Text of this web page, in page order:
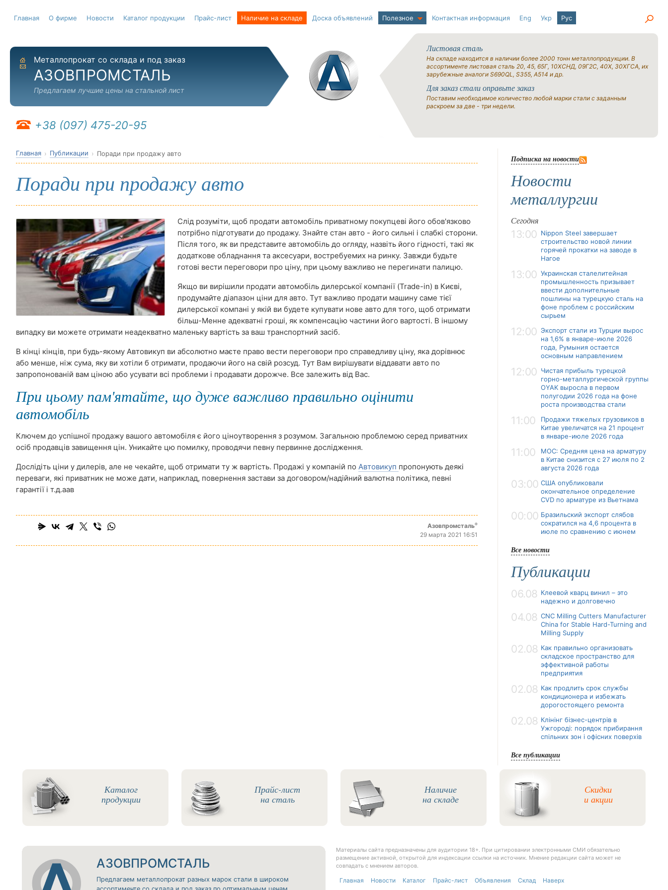
Главная О фирме Новости Каталог продукции Прайс-лист Наличие на складе Доска объявлений Полезное Контактная информация Eng Укр Рус
На главную
Отправить письмо
Металлопрокат со склада и под заказ
АЗОВПРОМСТАЛЬ
Предлагаем лучшие цены на стальной лист
+38 (097) 475-20-95
Листовая сталь
На складе находится в наличии более 2000 тонн металлопродукции. В
ассортименте листовая сталь 20, 45, 65Г, 10ХСНД, 09Г2С, 40Х, 30ХГСА, их
зарубежные аналоги S690QL, S355, A514 и др.
Для заказ стали оправьте заказ
Поставим необходимое количество любой марки стали с заданным
раскроем за две - три недели.
Главная Публикации Поради при продажу авто
Поради при продажу авто
Слід розуміти, щоб продати автомобіль приватному покупцеві його обов'язково
потрібно підготувати до продажу. Знайте стан авто - його сильні і слабкі сторони.
Після того, як ви представите автомобіль до огляду, назвіть його гідності, такі як
додаткове обладнання та аксесуари, востребуемих на ринку. Завжди будьте
готові вести переговори про ціну, при цьому важливо не перегинати палицю.
Якщо ви вирішили продати автомобіль дилерської компанії (Trade-in) в Києві,
продумайте діапазон ціни для авто. Тут важливо продати машину саме тієї
дилерської компані у якій ви будете купувати нове авто для того, щоб отримати
більш-Менне адекватні гроші, як компенсацію частини його вартості. В іншому
випадку ви можете отримати неадекватно маленьку вартість за ваш транспортний засіб.
В кінці кінців, при будь-якому Автовикуп ви абсолютно маєте право вести переговори про справедливу ціну, яка дорівнює
або менше, ніж сума, яку ви хотіли б отримати, продаючи його на свій розсуд. Тут Вам вирішувати віддавати авто по
запропонованій вам ціною або усувати всі проблеми і продавати дорожче. Все залежить від Вас.
При цьому пам'ятайте, що дуже важливо правильно оцінити
автомобіль
Ключем до успішної продажу вашого автомобіля є його ціноутворення з розумом. Загальною проблемою серед приватних
осіб продавців завищення цін. Уникайте цю помилку, проводячи певну первинне дослідження.
Дослідіть ціни у дилерів, але не чекайте, щоб отримати ту ж вартість. Продажі у компаній по Автовикуп пропонують деякі
переваги, які приватник не може дати, наприклад, повернення застави за договором/надійний валютна політика, певні
гарантії і т.д.аав
Азовпромсталь®
29 марта 2021 16:51
Подписка на новости
Новости
металлургии
Сегодня
13:00 Nippon Steel завершает
строительство новой линии
горячей прокатки на заводе в
Нагое
13:00 Украинская сталелитейная
промышленность призывает
ввести дополнительные
пошлины на турецкую сталь на
фоне проблем с российским
сырьем
12:00 Экспорт стали из Турции вырос
на 1,6% в январе-июле 2026
года, Румыния остается
основным направлением
12:00 Чистая прибыль турецкой
горно-металлургической группы
OYAK выросла в первом
полугодии 2026 года на фоне
роста производства стали
11:00
Продажи тяжелых грузовиков в
Китае увеличатся на 21 процент
в январе-июле 2026 года
11:00
MOC: Средняя цена на арматуру
в Китае снизится с 27 июля по 2
августа 2026 года
03:00 США опубликовали
окончательное определение
CVD по арматуре из Вьетнама
00:00 Бразильский экспорт слябов
сократился на 4,6 процента в
июле по сравнению с июнем
Все новости
Публикации
06.08 Клеевой кварц винил – это
надежно и долговечно
04.08 CNC Milling Cutters Manufacturer
China for Stable Hard-Turning and
Milling Supply
02.08 Как правильно организовать
складское пространство для
эффективной работы
предприятия
02.08 Как продлить срок службы
кондиционера и избежать
дорогостоящего ремонта
02.08 Клінінг бізнес-центрів в
Ужгороді: порядок прибирання
спільних зон і офісних поверхів
Все публикации
Каталог
продукции
Прайс-лист
на сталь
Наличие
на складе
Скидки
и акции
АЗОВПРОМСТАЛЬ
Предлагаем металлопрокат разных марок стали в широком
Материалы сайта предназначены для аудитории 18+. При цитировании электронными СМИ обязательно
размещение активной, открытой для индексации ссылки на источник. Мнение редакции сайта может не
совпадать с мнением авторов.
Главная Новости Каталог Прайс-лист Объявления Склад Наверх